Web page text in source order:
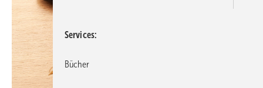
Services
Bücher